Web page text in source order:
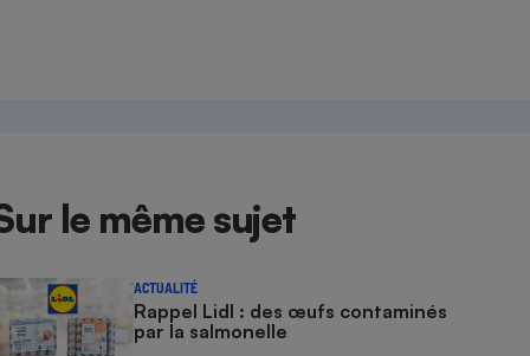
le même sujet
ACTUALITÉ
Rappel Lidl : des œufs contaminés
par la salmonelle